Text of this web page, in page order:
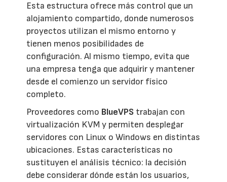
Esta estructura ofrece más control que un
alojamiento compartido, donde numerosos
proyectos utilizan el mismo entorno y
tienen menos posibilidades de
configuración. Al mismo tiempo, evita que
una empresa tenga que adquirir y mantener
desde el comienzo un servidor físico
completo.
Proveedores como BlueVPS trabajan con
virtualización KVM y permiten desplegar
servidores con Linux o Windows en distintas
ubicaciones. Estas características no
sustituyen el análisis técnico: la decisión
debe considerar dónde están los usuarios,